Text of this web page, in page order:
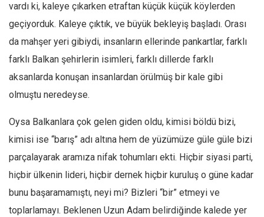
Yusuf Armağan
Hasanali Yıldırım
Leyla Şerif Emin
Mehmet Ali Tekin
Amina S. Jenenkovic
Bağdagül Öz
Bu Sayı
vardı ki, kaleye çıkarken etraftan küçük küçük köylerden
geçiyorduk. Kaleye çıktık, ve büyük bekleyiş başladı. Orası
da mahşer yeri gibiydi, insanların ellerinde pankartlar, farklı
farklı Balkan şehirlerin isimleri, farklı dillerde farklı
aksanlarda konuşan insanlardan örülmüş bir kale gibi
olmuştu neredeyse.
Oysa Balkanlara çok gelen giden oldu, kimisi böldü bizi,
kimisi ise “barış” adı altına hem de yüzümüze güle güle bizi
parçalayarak aramıza nifak tohumları ekti. Hiçbir siyasi parti,
hiçbir ülkenin lideri, hiçbir dernek hiçbir kuruluş o güne kadar
bunu başaramamıştı, neyi mi? Bizleri “bir” etmeyi ve
toplarlamayı. Beklenen Uzun Adam belirdiğinde kalede yer